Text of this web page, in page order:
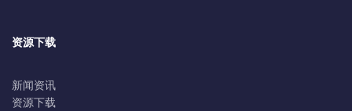
资源下载
新闻资讯
资源下载